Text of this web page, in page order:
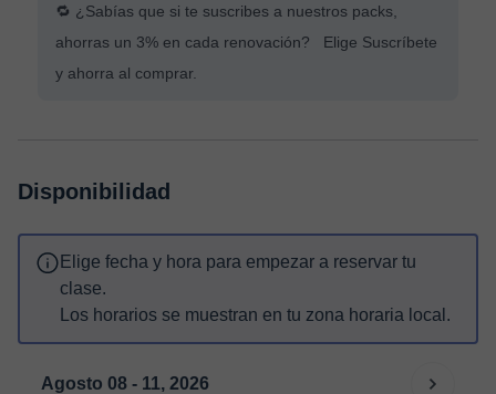
🔁 ¿Sabías que si te suscribes a nuestros packs,
ahorras un 3% en cada renovación? Elige Suscríbete
y ahorra al comprar.
Disponibilidad
Elige fecha y hora para empezar a reservar tu
clase.
Los horarios se muestran en tu zona horaria local.
Agosto 08 - 11, 2026